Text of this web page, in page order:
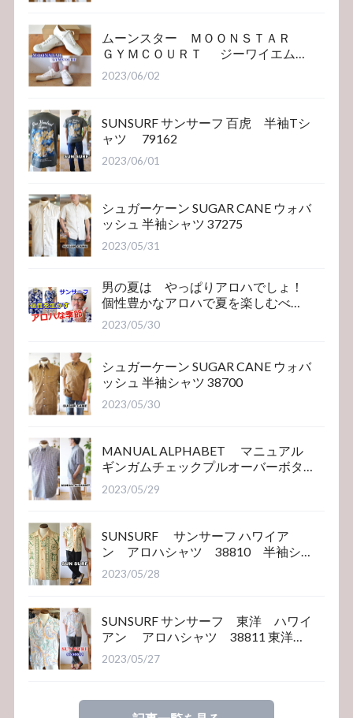
ムーンスター ＭＯＯＮＳＴＡＲ
ＧＹＭＣＯＵＲＴ ジーワイエム
コート
2023/06/02
SUNSURF サンサーフ 百虎 半袖Tシ
ャツ 79162
2023/06/01
シュガーケーン SUGAR CANE ウォバ
ッシュ 半袖シャツ 37275
2023/05/31
男の夏は やっぱりアロハでしょ！
個性豊かなアロハで夏を楽しむべ
き！サンサーフ
2023/05/30
シュガーケーン SUGAR CANE ウォバ
ッシュ 半袖シャツ 38700
2023/05/30
MANUAL ALPHABET マニュアル
ギンガムチェックプルオーバーボタ
ンダウンシャツ
2023/05/29
SUNSURF サンサーフ ハワイア
ン アロハシャツ 38810 半袖シ
ャツ
2023/05/28
SUNSURF サンサーフ 東洋 ハワイ
アン アロハシャツ 38811 東洋エ
ンタープライズ
2023/05/27